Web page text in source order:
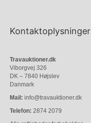
Kontaktoplysninger
Travauktioner.dk
Viborgvej 326
DK – 7840 Højslev
Danmark
Mail: info@travauktioner.dk
Telefon: 2874 2079